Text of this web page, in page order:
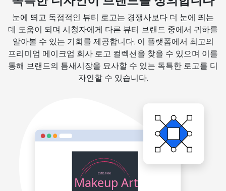
눈에 띄고 독점적인 뷰티 로고는 경쟁사보다 더 눈에 띄는
데 도움이 되며 시청자에게 다른 뷰티 브랜드 중에서 귀하를
알아볼 수 있는 기회를 제공합니다. 이 플랫폼에서 최고의
프리미엄 메이크업 회사 로고 컬렉션을 찾을 수 있으며 이를
통해 브랜드의 틈새시장을 묘사할 수 있는 독특한 로고를 디
자인할 수 있습니다.